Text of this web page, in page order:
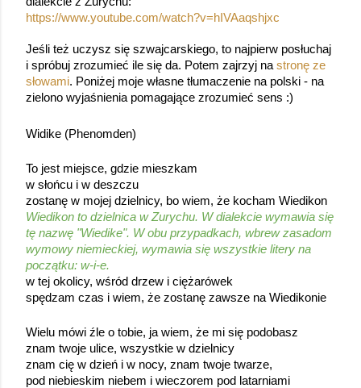
https://www.youtube.com/watch?v=hIVAaqshjxc
Jeśli też uczysz się szwajcarskiego, to najpierw posłuchaj
i spróbuj zrozumieć ile się da. Potem zajrzyj na stronę ze
słowami. Poniżej moje własne tłumaczenie na polski - na
zielono wyjaśnienia pomagające zrozumieć sens :)
Widike (Phenomden)
To jest miejsce, gdzie mieszkam
w słońcu i w deszczu
zostanę w mojej dzielnicy, bo wiem, że kocham Wiedikon
Wiedikon to dzielnica w Zurychu. W dialekcie wymawia się
tę nazwę "Wiedike". W obu przypadkach, wbrew zasadom
wymowy niemieckiej, wymawia się wszystkie litery na
początku: w-i-e.
w tej okolicy, wśród drzew i ciężarówek
spędzam czas i wiem, że zostanę zawsze na Wiedikonie
Wielu mówi źle o tobie, ja wiem, że mi się podobasz
znam twoje ulice, wszystkie w dzielnicy
znam cię w dzień i w nocy, znam twoje twarze,
pod niebieskim niebem i wieczorem pod latarniami